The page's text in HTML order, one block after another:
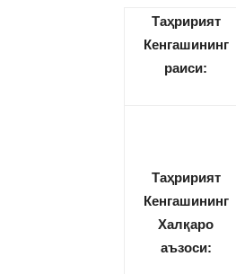
Таҳририят
Кенгашининг
раиси:
Таҳририят
Кенгашининг
Халқаро
аъзоси: